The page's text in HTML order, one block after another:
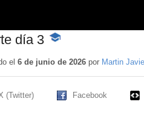
día 3 -
educativo
el 6 de junio de 2026por Martin
(Twitter) Facebook